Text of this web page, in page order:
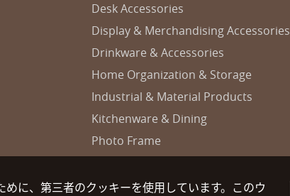
Desk Accessories
Display & Merchandising Accessories
Drinkware & Accessories
Home Organization & Storage
Industrial & Material Products
Kitchenware & Dining
Photo Frame
に、第三者のクッキーを使用しています。このウ